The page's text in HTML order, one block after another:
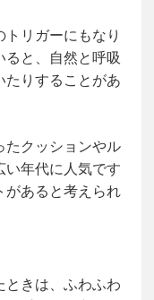
トリガーにもなり
ると、自然と呼吸
たりすることがあ
たクッションやル
い年代に人気です
があると考えられ
ときは、ふわふわ